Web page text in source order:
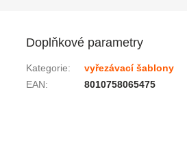
Doplňkové parametry
Kategorie:
vyřezávací šablony
EAN: 8010758065475